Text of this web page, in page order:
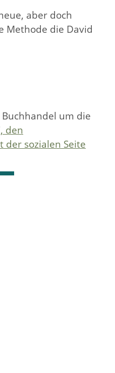
aber doch
Methode die David
um die
den
sozialen Seite